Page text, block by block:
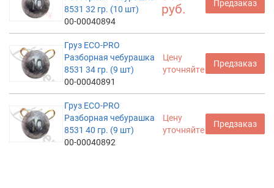
8531 32 гр. (10 шт)
00-00040894
руб.
Предзаказ
Груз ECO-PRO
Разборная чебурашка
8531 34 гр. (9 шт)
00-00040891
Цену
уточняйте
Предзаказ
Груз ECO-PRO
Разборная чебурашка
8531 40 гр. (9 шт)
00-00040892
Цену
уточняйте
Предзаказ